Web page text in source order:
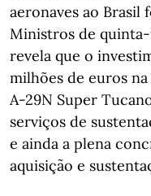
aeronaves ao Brasil
Ministros de
revela que o
milhões de euros
A-29N Super
serviços de
e ainda a plena
aquisição e